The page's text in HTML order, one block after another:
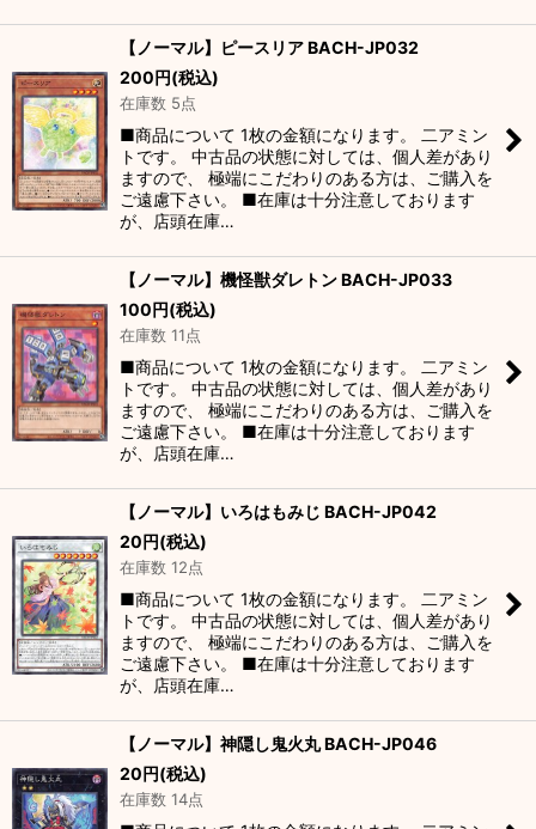
【ノーマル】ピースリア BACH-JP032
200円(税込)
在庫数 5点
■商品について 1枚の金額になります。 二アミン
トです。 中古品の状態に対しては、個人差があり
ますので、 極端にこだわりのある方は、ご購入を
ご遠慮下さい。 ■在庫は十分注意しております
が、店頭在庫…
【ノーマル】機怪獣ダレトン BACH-JP033
100円(税込)
在庫数 11点
■商品について 1枚の金額になります。 二アミン
トです。 中古品の状態に対しては、個人差があり
ますので、 極端にこだわりのある方は、ご購入を
ご遠慮下さい。 ■在庫は十分注意しております
が、店頭在庫…
【ノーマル】いろはもみじ BACH-JP042
20円(税込)
在庫数 12点
■商品について 1枚の金額になります。 二アミン
トです。 中古品の状態に対しては、個人差があり
ますので、 極端にこだわりのある方は、ご購入を
ご遠慮下さい。 ■在庫は十分注意しております
が、店頭在庫…
【ノーマル】神隠し鬼火丸 BACH-JP046
20円(税込)
在庫数 14点